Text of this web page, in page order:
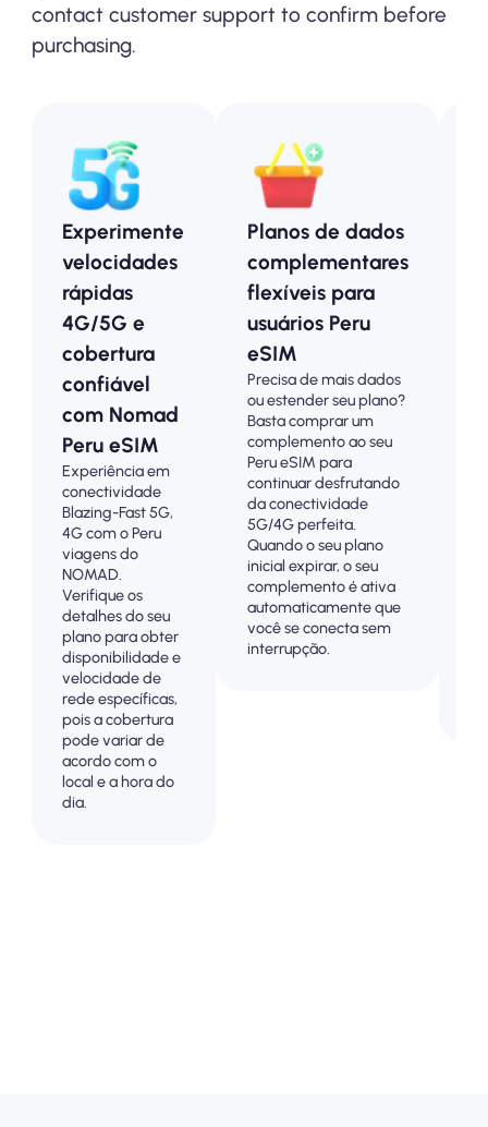
contact customer support to confirm before
purchasing.
Experimente
velocidades
rápidas
4G/5G e
cobertura
confiável
com Nomad
Peru eSIM
Experiência em
conectividade
Blazing-Fast 5G,
4G com o Peru
viagens do
NOMAD.
Verifique os
detalhes do seu
plano para obter
disponibilidade e
velocidade de
rede específicas,
pois a cobertura
pode variar de
acordo com o
local e a hora do
dia.
Planos de dados
complementares
flexíveis para
usuários Peru
eSIM
Precisa de mais dados
ou estender seu plano?
Basta comprar um
complemento ao seu
Peru eSIM para
continuar desfrutando
da conectividade
5G/4G perfeita.
Quando o seu plano
inicial expirar, o seu
complemento é ativa
automaticamente que
você se conecta sem
interrupção.